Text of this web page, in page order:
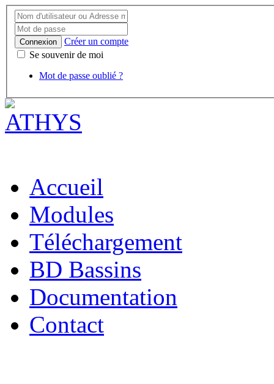
Connexion
Créer un compte
Se souvenir de moi
Mot de passe oublié ?
Accueil
Modules
Téléchargement
BD Bassins
Documentation
Contact